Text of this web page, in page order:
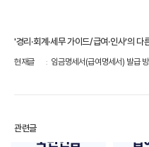
'경리·회계·세무 가이드/급여·인사'의 다
현재글 임금명세서(급여명세서) 발급
관련글